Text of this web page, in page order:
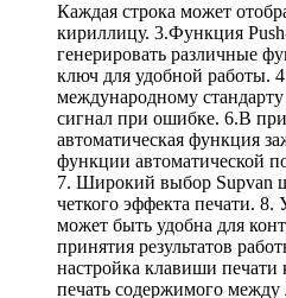
Каждая строка может
кириллицу. 3.Функция
генерировать различные
ключ для удобной работы.
международному
сигнал при ошибке. 6.В
автоматическая функция
функции автоматической
7. Широкий выбор Supvan
четкого эффекта печати. 8.
может быть удобна для
принятия результатов
настройка клавиши печати
печать содержимого